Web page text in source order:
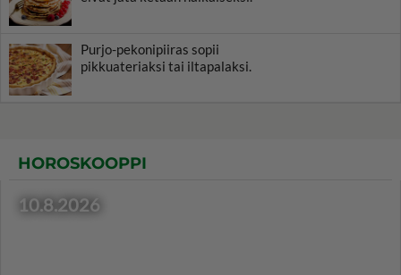
Purjo-pekonipiiras sopii
pikkuateriaksi tai iltapalaksi.
HOROSKOOPPI
10.8.2026